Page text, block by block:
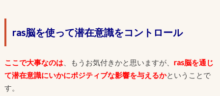
ras脳を使って潜在意識をコントロール
ここで大事なのは、もうお気付きかと思いますが、 ras脳を通じ
て潜在意識にいかにポジティブな影響を与えるかということで
す。